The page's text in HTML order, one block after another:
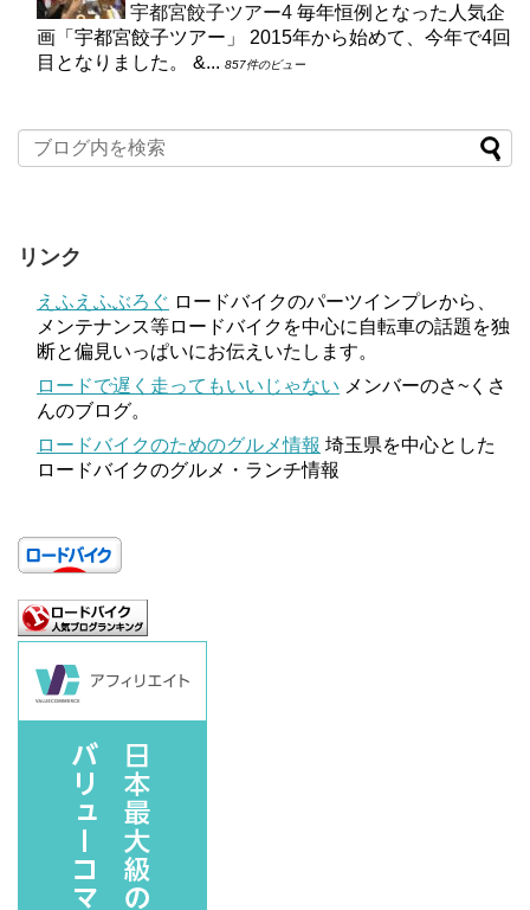
宇都宮餃子ツアー4 毎年恒例となった人気企
画「宇都宮餃子ツアー」 2015年から始めて、今年で4回
目となりました。 &... 857件のビュー
リンク
えふえふぶろぐ ロードバイクのパーツインプレから、
メンテナンス等ロードバイクを中心に自転車の話題を独
断と偏見いっぱいにお伝えいたします。
ロードで遅く走ってもいいじゃない メンバーのさ~くさ
んのブログ。
ロードバイクのためのグルメ情報 埼玉県を中心とした
ロードバイクのグルメ・ランチ情報